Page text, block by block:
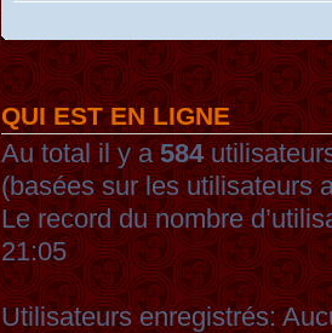
QUI EST EN LIGNE
Au total il y a584
(basées sur les utilisateurs
Le record du nombre
21:05
Utilisateurs enregistrés: